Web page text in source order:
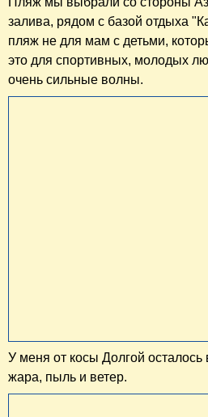
залива, рядом с базой отдыха
пляж не для мам с детьми,
это для спортивных, молодых
очень сильные волны.
У меня от косы Долгой осталось
жара, пыль и ветер.